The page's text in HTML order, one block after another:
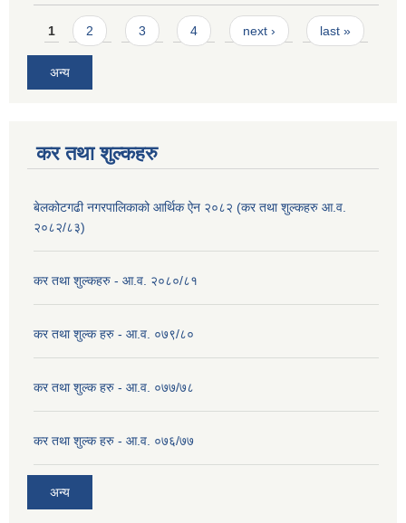
Pages
1 2 3 4 next › last »
अन्य
कर तथा शुल्कहरु
बेलकोटगढी नगरपालिकाको आर्थिक ऐन २०८२ (कर तथा शुल्कहरु आ.व.
२०८२/८३)
कर तथा शुल्कहरु - आ.व. २०८०/८१
कर तथा शुल्क हरु - आ.व. ०७९/८०
कर तथा शुल्क हरु - आ.व. ०७७/७८
कर तथा शुल्क हरु - आ.व. ०७६/७७
अन्य